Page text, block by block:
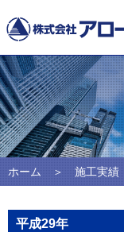
ホーム ＞ 施工実績
平成29年